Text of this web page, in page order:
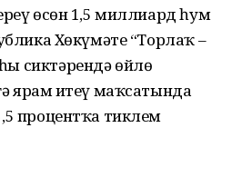
өсөн 1,5 миллиард һум
Хөкүмәте “Торлаҡ –
сиктәрендә өйлө
ярҙам итеү маҡсатында
процентҡа тиклем